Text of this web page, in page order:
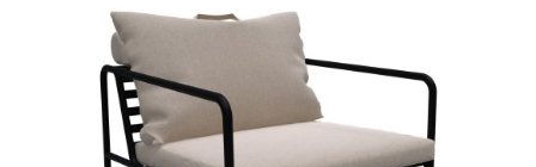
Chaises
Chaises cantilever
Chaises et Tabourets de bar